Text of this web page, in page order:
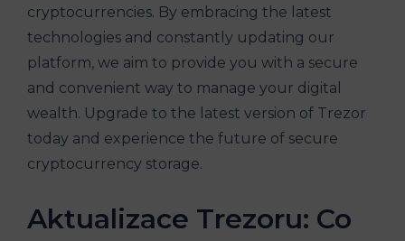
cryptocurrencies. By embracing the latest
technologies and constantly updating our
platform, we aim to provide you with a secure
and convenient way to manage your digital
wealth. Upgrade to the latest version of Trezor
today and experience the future of secure
cryptocurrency storage.
Aktualizace Trezoru: Co